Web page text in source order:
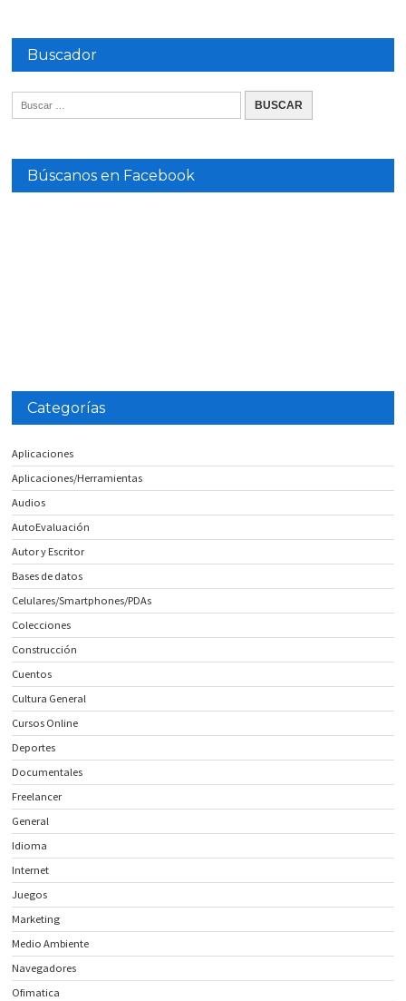
Buscador
Búscanos en Facebook
Categorías
Aplicaciones
Aplicaciones/Herramientas
Audios
AutoEvaluación
Autor y Escritor
Bases de datos
Celulares/Smartphones/PDAs
Colecciones
Construcción
Cuentos
Cultura General
Cursos Online
Deportes
Documentales
Freelancer
General
Idioma
Internet
Juegos
Marketing
Medio Ambiente
Navegadores
Ofimatica